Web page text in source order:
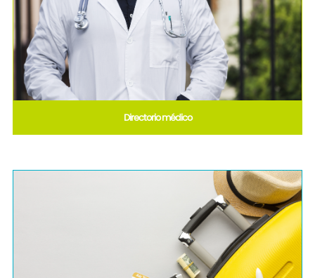
Directorio médico